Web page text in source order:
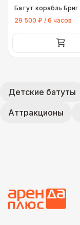
Батут корабль Бриг
29 500 ₽ / 6 часов
Детские батуты
Аттракционы